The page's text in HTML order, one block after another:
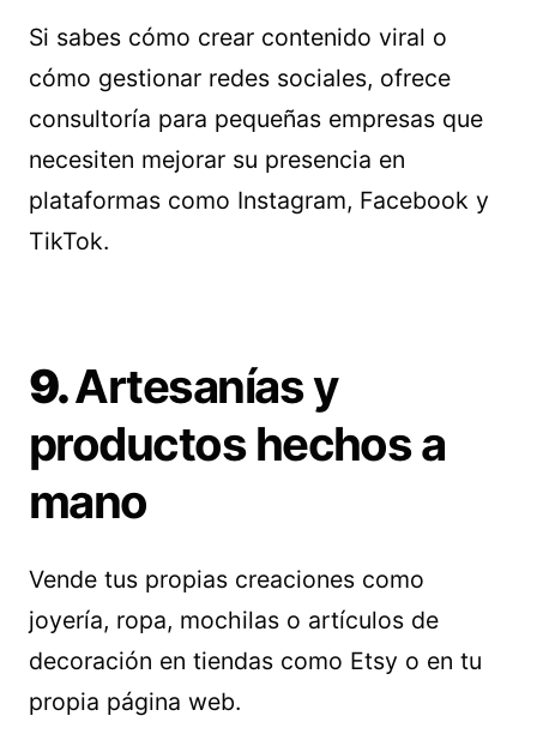
Si sabes cómo crear contenido viral o
cómo gestionar redes sociales, ofrece
consultoría para pequeñas empresas que
necesiten mejorar su presencia en
plataformas como Instagram, Facebook y
TikTok.
9.Artesanías y
productos hechos a
mano
Vende tus propias creaciones como
joyería, ropa, mochilas o artículos de
decoración en tiendas como Etsy o en tu
propia página web.